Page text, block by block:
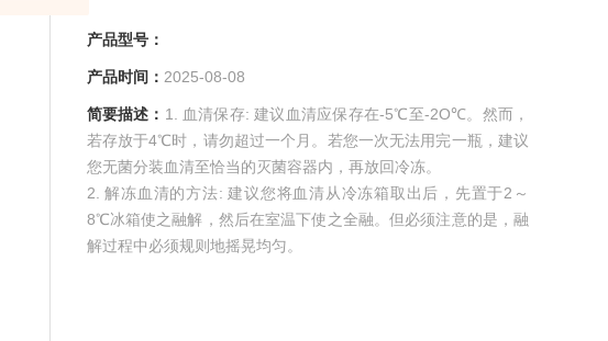
产品型号：
产品时间： 2025-08-08
简要描述： 1. 血清保存: 建议血清应保存在-5℃至-2O℃。然而，
若存放于4℃时，请勿超过一个月。若您一次无法用完一瓶，建议
您无菌分装血清至恰当的灭菌容器内，再放回冷冻。
2. 解冻血清的方法: 建议您将血清从冷冻箱取出后，先置于2～
8℃冰箱使之融解，然后在室温下使之全融。但必须注意的是，融
解过程中必须规则地摇晃均匀。